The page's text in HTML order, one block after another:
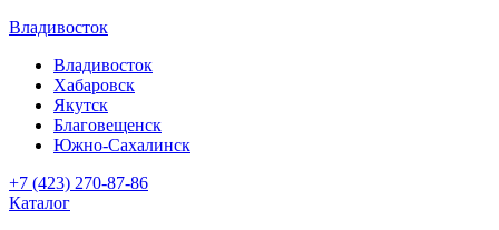
Владивосток
Владивосток
Хабаровск
Якутск
Благовещенск
Южно-Сахалинск
+7 (423) 270-87-86
Каталог